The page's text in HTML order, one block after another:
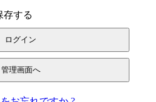
管理画面へ
存する